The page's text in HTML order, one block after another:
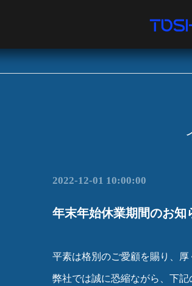
2022-12-01 10:00:00
年末年始休業期間のお知
平素は格別のご愛顧を賜り、厚
弊社では誠に恐縮ながら、下